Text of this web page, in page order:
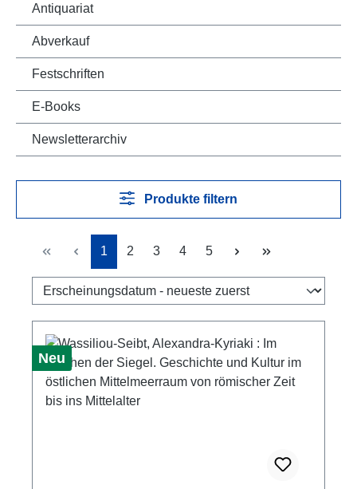
Antiquariat
Abverkauf
Festschriften
E-Books
Newsletterarchiv
Produkte filtern
Seite
1 Seite
2 Seite
3 Seite
4 Seite
5
Neu